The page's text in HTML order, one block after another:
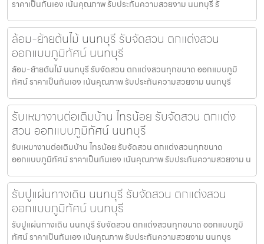
ราคาเป็นกันเอง เน้นคุณภาพ รับประกันความสวยงาม นนทบุรี รั
ล้อม-ย้ายต้นไม้ นนทบุรี รับจัดสวน ตกแต่งสวน
ออกแบบภูมิทัศน์ นนทบุรี
ล้อม-ย้ายต้นไม้ นนทบุรี รับจัดสวน ตกแต่งสวนทุกขนาด ออกแบบภูมิ
ทัศน์ ราคาเป็นกันเอง เน้นคุณภาพ รับประกันความสวยงาม นนทบุรี
รับเหมางานต่อเติมบ้าน ไทรน้อย รับจัดสวน ตกแต่ง
สวน ออกแบบภูมิทัศน์ นนทบุรี
รับเหมางานต่อเติมบ้าน ไทรน้อย รับจัดสวน ตกแต่งสวนทุกขนาด
ออกแบบภูมิทัศน์ ราคาเป็นกันเอง เน้นคุณภาพ รับประกันความสวยงาม น
รับปูแผ่นทางเดิน นนทบุรี รับจัดสวน ตกแต่งสวน
ออกแบบภูมิทัศน์ นนทบุรี
รับปูแผ่นทางเดิน นนทบุรี รับจัดสวน ตกแต่งสวนทุกขนาด ออกแบบภูมิ
ทัศน์ ราคาเป็นกันเอง เน้นคุณภาพ รับประกันความสวยงาม นนทบุร